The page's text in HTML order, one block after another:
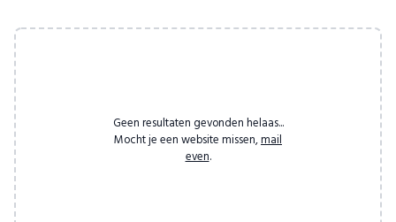
Geen resultaten gevonden helaas...
Mocht je een website missen, mail
even.